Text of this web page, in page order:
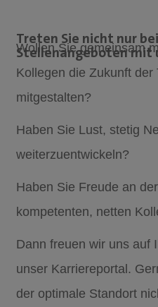
Treten Sie nicht nur
Stellenangeboten mit
Wollen Sie gemeinsam
Kollegen die Zukunft der
mitgestalten?
Haben Sie Lust, stetig
weiterzuentwickeln?
Haben Sie Freude an
kompetenten, netten
Dann freuen wir uns auf
unser Karriereportal.
der optimale Standort